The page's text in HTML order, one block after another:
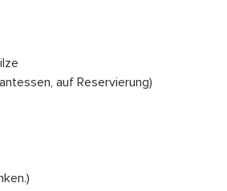
auf Reservierung)